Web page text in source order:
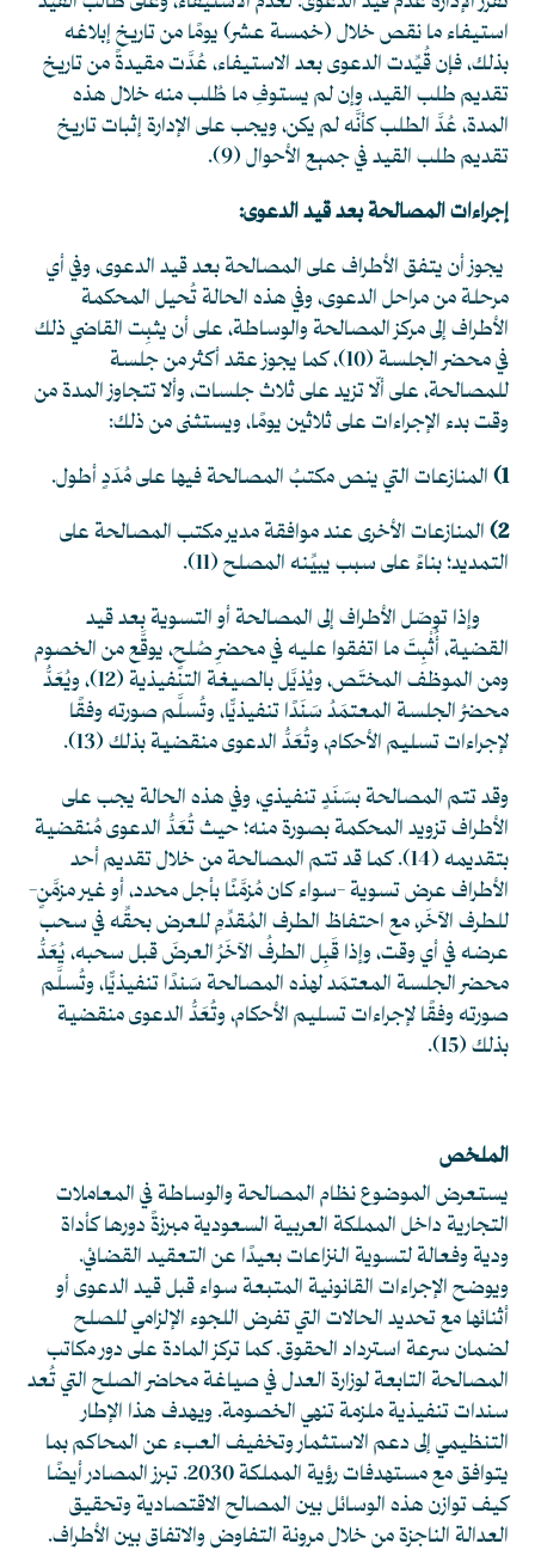
استيفاء ما نقص خلال (خمسة عشر) يومًا من تاريخ إبلاغه
بذلك، فإن قُيِّدت الدعوى بعد الاستيفاء، عُدَّت مقيدةً من تاريخ
تقديم طلب القيد، وإن لم يستوفِ ما طُلب منه خلال هذه
المدة، عُدَّ الطلب كأنَّه لم يكن، ويجب على الإدارة إثبات تاريخ
تقديم طلب القيد في جميع الأحوال(9)
.
إجراءات المصالحة بعد قيد الدعوى:
يجوز أن يتفق الأطراف على المصالحة بعد قيد الدعوى، وفي أي
مرحلة من مراحل الدعوى، وفي هذه الحالة تُحيل المحكمة
الأطراف إلى مركز المصالحة والوساطة، على أن يثبِت القاضي ذلك
في محضر الجلسة(10)
، كما يجوز عقد أكثر من جلسة
للمصالحة، على ألّا تزيد على ثلاث جلسات، وألا تتجاوز المدة من
وقت بدء الإجراءات على ثلاثين يومًا، ويستثنى من ذلك:
1) المنازعات التي ينص مكتبُ المصالحة فيها على مُدَدٍ أطول.
2) المنازعات الأخرى عند موافقة مدير مكتب المصالحة على
التمديد؛ بناءً على سبب يبيِّنه المصلح(11)
.
وإذا توصّل الأطراف إلى المصالحة أو التسوية بعد قيد
القضية، أُثْبِتَ ما اتفقوا عليه في محضرِ صُلحٍ، يوقَّع من الخصوم
ومن الموظف المختَص، ويُذيَّل بالصيغة التنفيذية(12)
، ويُعَدُّ
محضرُ الجلسة المعتمَدُ سَنَدًا تنفيذيًّا، وتُسلَّم صورته وفقًا
لإجراءات تسليم الأحكام، وتُعَدُّ الدعوى منقضية بذلك(13)
.
وقد تتم المصالحة بسَنَدٍ تنفيذي، وفي هذه الحالة يجب على
الأطراف تزويد المحكمة بصورة منه؛ حيث تُعَدُّ الدعوى مُنقضية
بتقديمه(14)
. كما قد تتم المصالحة من خلال تقديم أحد
الأطراف عرض تسوية -سواء كان مُزمَّنًا بأجل محدد، أو غير مزمَّنٍ-
للطرف الآخَر، مع احتفاظ الطرف المُقدِّمِ للعرض بحقِّه في سحب
عرضه في أي وقت، وإذا قَبِل الطرفُ الآخَرُ العرضَ قبل سحبه، يُعَدُّ
محضر الجلسة المعتمَد لهذه المصالحة سَندًا تنفيذيًّا، وتُسلَّم
صورته وفقًا لإجراءات تسليم الأحكام، وتُعَدُّ الدعوى منقضية
بذلك(15)
.
الملخص
يستعرض الموضوع نظام المصالحة والوساطة في المعاملات
التجارية داخل المملكة العربية السعودية مبرزةً دورها كأداة
ودية وفعالة لتسوية النزاعات بعيدًا عن التعقيد القضائي.
ويوضح الإجراءات القانونية المتبعة سواء قبل قيد الدعوى أو
أثنائها مع تحديد الحالات التي تفرض اللجوء الإلزامي للصلح
لضمان سرعة استرداد الحقوق. كما تركز المادة على دور مكاتب
المصالحة التابعة لوزارة العدل في صياغة محاضر الصلح التي تُعد
سندات تنفيذية ملزمة تنهي الخصومة. ويهدف هذا الإطار
التنظيمي إلى دعم الاستثمار وتخفيف العبء عن المحاكم بما
يتوافق مع مستهدفات رؤية المملكة 2030. تبرز المصادر أيضًا
كيف توازن هذه الوسائل بين المصالح الاقتصادية وتحقيق
العدالة الناجزة من خلال مرونة التفاوض والاتفاق بين الأطراف.